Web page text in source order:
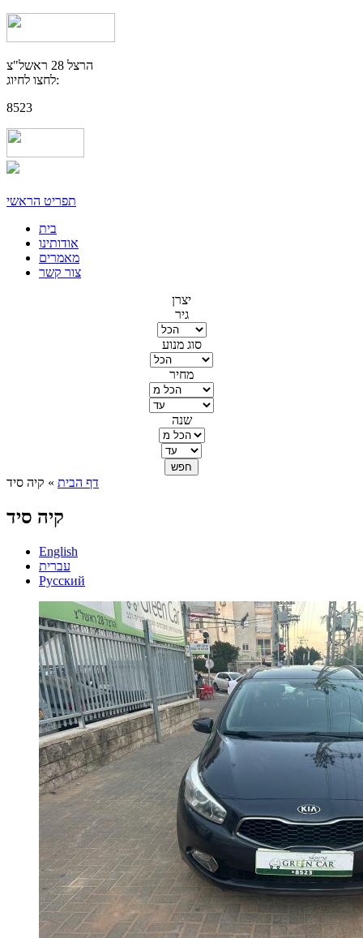
הרצל 28 ראשל"צ
לחצו לחיוג:
8523
תפריט הראשי
בית
אודותינו
מאמרים
צור קשר
יצרן
גיר
סוג מנוע
מחיר
שנה
דף הבית » קיה סיד
קיה סיד
English
עברית
Русский